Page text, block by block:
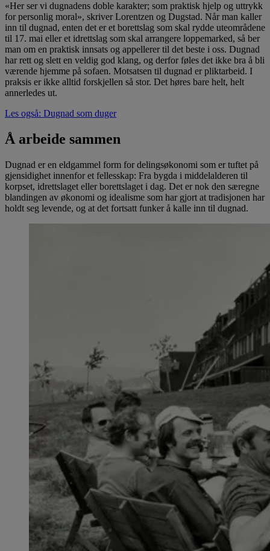
«Her ser vi dugnadens doble karakter; som praktisk hjelp og uttrykk
for personlig moral», skriver Lorentzen og Dugstad. Når man kaller
inn til dugnad, enten det er et borettslag som skal rydde uteområdene
til 17. mai eller et idrettslag som skal arrangere loppemarked, så ber
man om en praktisk innsats og appellerer til det beste i oss. Dugnad
har rett og slett en veldig god klang, og derfor føles det ikke bra å bli
værende hjemme på sofaen. Motsatsen til dugnad er pliktarbeid. I
praksis er ikke alltid forskjellen så stor. Det høres bare helt, helt
annerledes ut.
Les også: Dugnad som duger
Å arbeide sammen
Dugnad er en eldgammel form for delingsøkonomi som er tuftet på
gjensidighet innenfor et fellesskap: Fra bygda i middelalderen til
korpset, idrettslaget eller borettslaget i dag. Det er nok den særegne
blandingen av økonomi og idealisme som har gjort at tradisjonen har
holdt seg levende, og at det fortsatt funker å kalle inn til dugnad.